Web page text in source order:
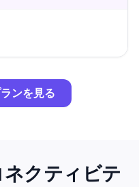
ンを見る
クティビテ